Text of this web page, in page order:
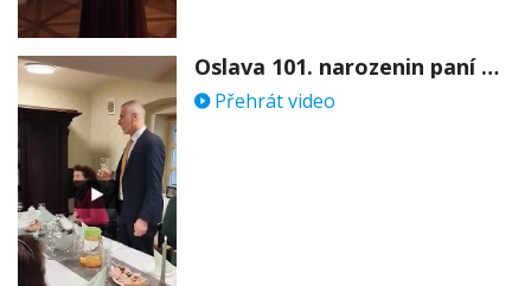
Oslava 101. narozenin paní Věry Skořepové
Přehrát video